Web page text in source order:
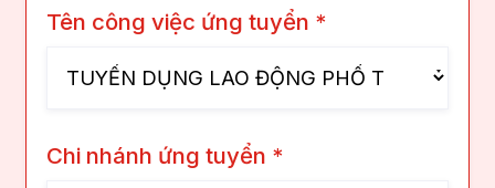
Tên công việc ứng tuyển *
Chi nhánh ứng tuyển *